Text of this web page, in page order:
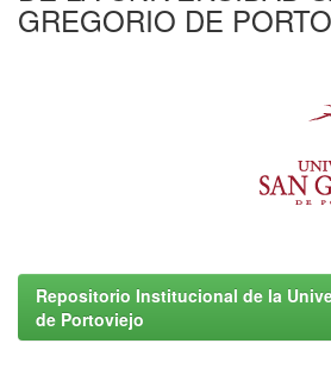
GREGORIO DE
Repositorio Institucional de la
de Portoviejo